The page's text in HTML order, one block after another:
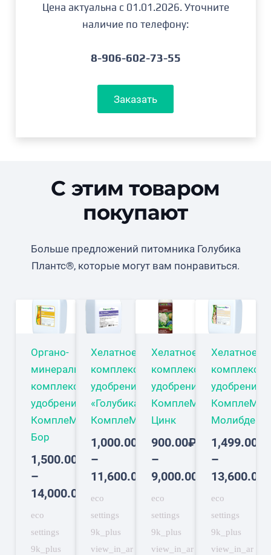
–
Цена актуальна с 01.01.2026. Уточните
наличие по телефону:
8-906-602-73-55
Заказать
С этим товаром
покупают
Больше предложений питомника Голубика
Плантс®, которые могут вам понравиться.
Органо-
минеральное
комплексное
удобрение
КомплеМет
Бор
1,500.00
–
14,000.00
цен:
1,500.00₽
–
eco
settings
9k_plus
Хелатное
комплексное
удобрение
«Голубика»
КомплеМет
1,000.00
–
11,600.00
₽Диапазон
1,000.00₽
–
11,600.00₽
eco
settings
9k_plus
view_in_ar
Хелатное
комплексное
удобрение
КомплеМет
Цинк
900.00₽
–
9,000.00
Диапазон
900.00₽
–
9,000.00₽
eco
settings
9k_plus
view_in_ar
Хелатное
удобрение
КомплеМет
Молибден
1,499.00
–
13,600.00
eco
settings
9k_plus
view_in_ar